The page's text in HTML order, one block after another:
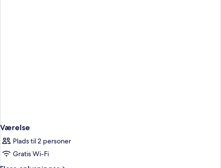
Værelse
Plads til 2 personer
Gratis Wi-Fi